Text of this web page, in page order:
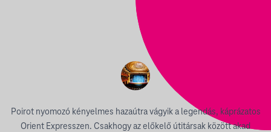
Poirot nyomozó kényelmes hazaútra vágyik a legendás, káprázatos
Orient Expresszen. Csakhogy az előkelő útitársak között akad